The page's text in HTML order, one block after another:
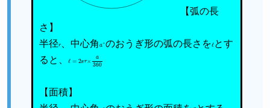
【弧の長
さ】
半径
、中心角 a°のおうぎ形の弧の長さをℓ とす
ると、
ℓ= π 360
【面積】
a° S